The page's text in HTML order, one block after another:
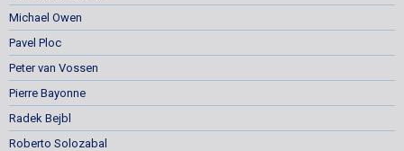
Michael Owen
Pavel Ploc
Peter van Vossen
Pierre Bayonne
Radek Bejbl
Roberto Solozabal